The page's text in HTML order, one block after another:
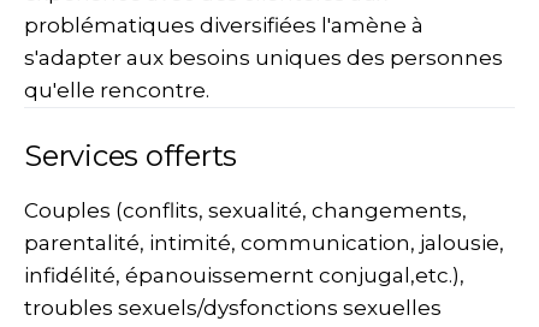
problématiques diversifiées l'amène à
s'adapter aux besoins uniques des personnes
qu'elle rencontre.
Services offerts
Couples (conflits, sexualité, changements,
parentalité, intimité, communication, jalousie,
infidélité, épanouissemernt conjugal,etc.),
troubles sexuels/dysfonctions sexuelles